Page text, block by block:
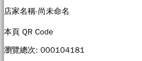
店家名稱-尚未命名
本頁 QR Code
瀏覽總次: 000104181